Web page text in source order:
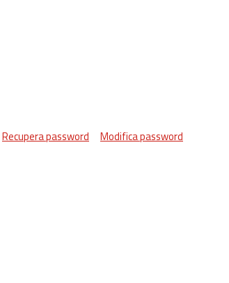
Recupera password Modifica password